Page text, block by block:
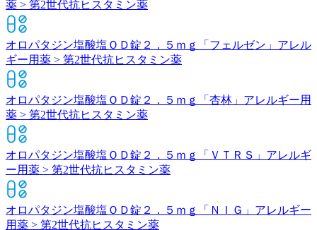
薬 > 第2世代抗ヒスタミン薬
オロパタジン塩酸塩ＯＤ錠２．５ｍｇ「フェルゼン」 アレル
ギー用薬 > 第2世代抗ヒスタミン薬
オロパタジン塩酸塩ＯＤ錠２．５ｍｇ「杏林」 アレルギー用
薬 > 第2世代抗ヒスタミン薬
オロパタジン塩酸塩ＯＤ錠２．５ｍｇ「ＶＴＲＳ」 アレルギ
ー用薬 > 第2世代抗ヒスタミン薬
オロパタジン塩酸塩ＯＤ錠２．５ｍｇ「ＮＩＧ」 アレルギー
用薬 > 第2世代抗ヒスタミン薬